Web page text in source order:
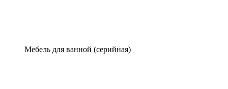
Мебель для ванной (серийная)